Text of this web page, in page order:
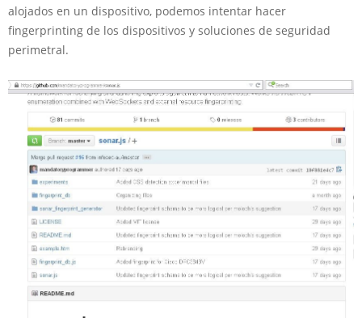
alojados en un dispositivo, podemos intentar hacer
fingerprinting de los dispositivos y soluciones de seguridad
perimetral.